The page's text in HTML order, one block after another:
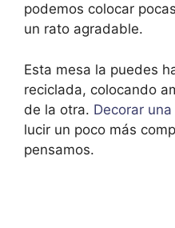
podemos colocar
un rato agradable.
Esta mesa la puedes
reciclada, colocando
de la otra. Decorar
lucir un poco más
pensamos.